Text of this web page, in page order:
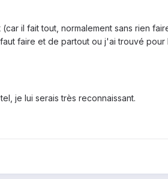
il fait tout, normalement sans rien
faire et de partout ou j'ai trouvé
je lui serais très reconnaissant.